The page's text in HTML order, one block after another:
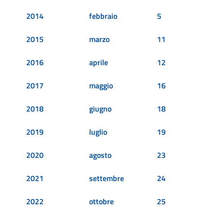
2014
2015
2016
2017
2018
2019
2020
2021
2022
febbraio
marzo
aprile
maggio
giugno
luglio
agosto
settembre
ottobre
5
11
12
16
18
19
23
24
25